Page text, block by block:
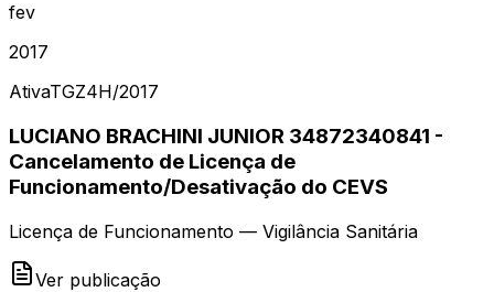
fev
2017
AtivaTGZ4H/2017
LUCIANO BRACHINI JUNIOR 34872340841 -
Cancelamento de Licença de
Funcionamento/Desativação do CEVS
Licença de Funcionamento — Vigilância Sanitária
Ver publicação